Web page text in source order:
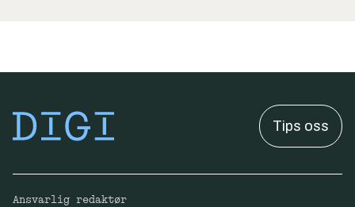
Tips oss
Ansvarlig redaktør